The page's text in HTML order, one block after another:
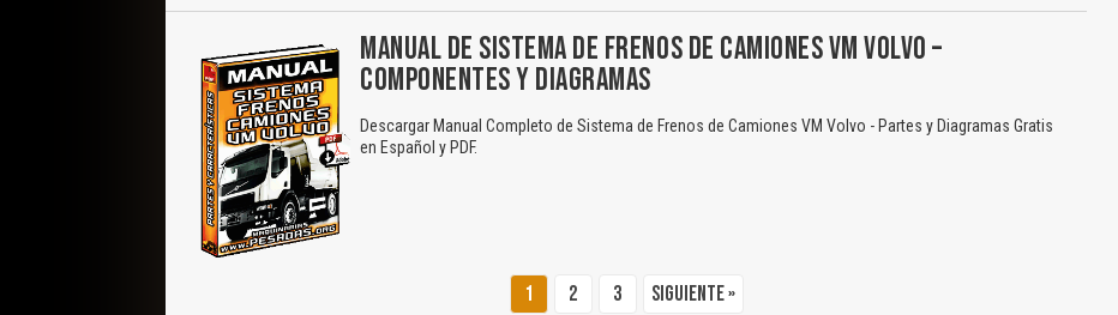
MANUAL DE SISTEMA DE FRENOS DE CAMIONES VM VOLVO –
COMPONENTES Y DIAGRAMAS
Descargar Manual Completo de Sistema de Frenos de Camiones VM Volvo - Partes y Diagramas Gratis
en Español y PDF.
1 2 3 Siguiente »